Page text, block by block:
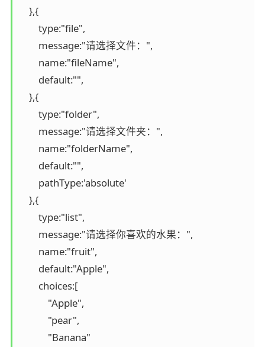
    },{
        type:"file",
        message:"请选择文件：",
        name:"fileName",
        default:"",
    },{
        type:"folder",
        message:"请选择文件夹：",
        name:"folderName",
        default:"",
        pathType:'absolute'
    },{
        type:"list",
        message:"请选择你喜欢的水果：",
        name:"fruit",
        default:"Apple",
        choices:[
            "Apple",
            "pear",
            "Banana"